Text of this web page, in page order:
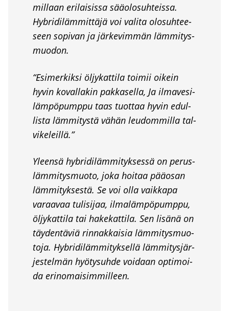
mil­laan eri­lai­sis­sa sää­olo­suh­teis­sa.
Hybri­di­läm­mit­tä­jä voi vali­ta olo­suh­tee­
seen sopi­van ja jär­ke­vim­män läm­mi­tys­
muo­don.
“Esi­mer­kik­si öljy­kat­ti­la toi­mii oikein
hyvin koval­la­kin pak­ka­sel­la, Ja ilma­ve­si­
läm­pö­pump­pu taas tuot­taa hyvin edul­
lis­ta läm­mi­tys­tä vähän leu­dom­mil­la tal­
vi­ke­leil­lä.”
Yleen­sä hybri­di­läm­mi­tyk­ses­sä on perus­
läm­mi­tys­muo­to, joka hoi­taa pää­osan
läm­mi­tyk­ses­tä. Se voi olla vaik­ka­pa
varaa­vaa tuli­si­jaa, ilma­läm­pö­pump­pu,
öljy­kat­ti­la tai hake­kat­ti­la. Sen lisä­nä on
täy­den­tä­viä rin­nak­kai­sia läm­mi­tys­muo­
to­ja. Hybri­di­läm­mi­tyk­sel­lä läm­mi­tys­jär­
jes­tel­män hyö­ty­suh­de voi­daan opti­moi­
da erin­omai­sim­mil­leen.